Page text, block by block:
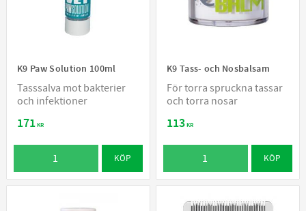
K9 Paw Solution 100ml
Tasssalva mot bakterier
och infektioner
171KR
KÖP
K9 Tass- och Nosbalsam
För torra spruckna tassar
och torra nosar
113KR
KÖP